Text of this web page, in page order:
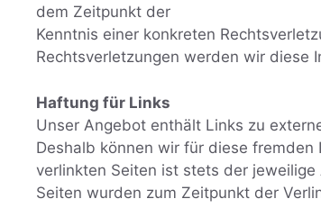
dem Zeitpunkt der
Kenntnis einer konkreten
Rechtsverletzungen werden wir diese
Haftung für Links
Unser Angebot enthält Links zu
Deshalb können wir für diese
verlinkten Seiten ist stets der
Seiten wurden zum Zeitpunkt der